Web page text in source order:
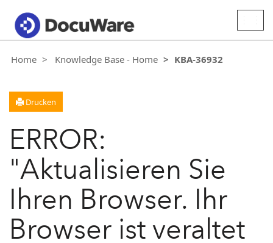
Home Knowledge Base - Home KBA-36932
Drucken
ERROR:
"Aktualisieren Sie
Ihren Browser. Ihr
Browser ist veraltet